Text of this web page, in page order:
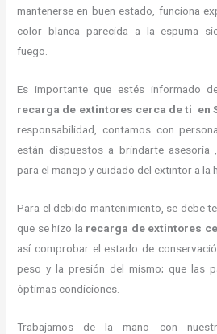
mantenerse en buen estado, funciona
color blanca parecida a la espuma
fuego.
Es importante que estés informado
recarga de extintores cerca de ti en
responsabilidad, contamos con
están dispuestos a brindarte asesoría
para el manejo y cuidado del extintor a la
Para el debido mantenimiento, se debe
que se hizo la recarga de extintores
así comprobar el estado de
peso y la presión del mismo; que las
óptimas condiciones.
Trabajamos de la mano con